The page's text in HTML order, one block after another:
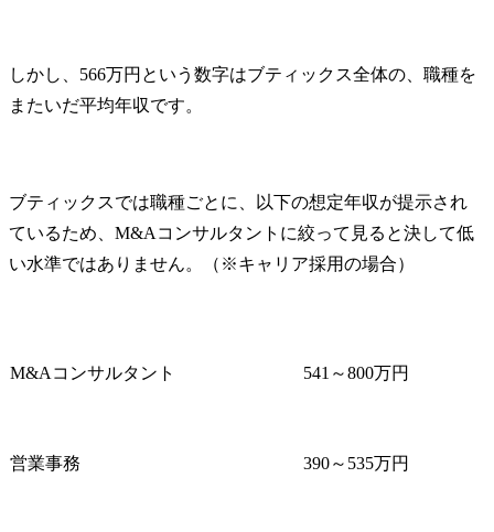
しかし、566万円という数字はブティックス全体の、職種を
またいだ平均年収です。
ブティックスでは職種ごとに、以下の想定年収が提示され
ているため、M&Aコンサルタントに絞って見ると決して低
い水準ではありません。（※キャリア採用の場合）
M&Aコンサルタント 541～800万円
営業事務 390～535万円